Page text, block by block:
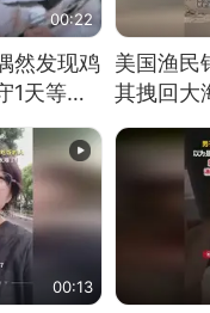
00:22
然发现鸡
1天等它
多朵
美国渔民
其拽回大
震惊 （
消息）
00:13